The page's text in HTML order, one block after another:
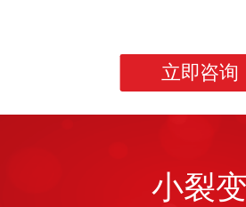
立即咨询
小裂变